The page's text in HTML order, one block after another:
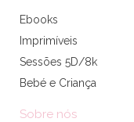
Ebooks
Imprimíveis
Sessões 5D/8k
Bebé e Criança
Sobre nós